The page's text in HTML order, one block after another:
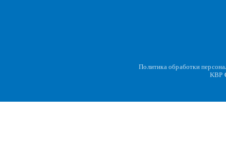
Политика обработки
KBP